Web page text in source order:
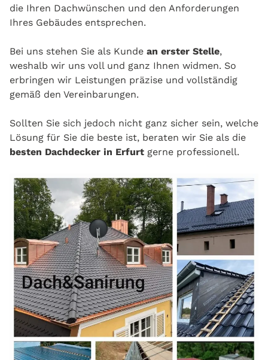
die Ihren Dachwünschen und den Anforderungen
Ihres Gebäudes entsprechen.
Bei uns stehen Sie als Kunde an erster Stelle,
weshalb wir uns voll und ganz Ihnen widmen. So
erbringen wir Leistungen präzise und vollständig
gemäß den Vereinbarungen.
Sollten Sie sich jedoch nicht ganz sicher sein, welche
Lösung für Sie die beste ist, beraten wir Sie als die
besten Dachdecker in Erfurt gerne professionell.